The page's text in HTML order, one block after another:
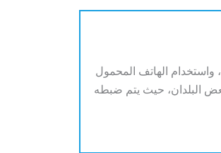
واستخدام الهاتف المحمول
البلدان، حيث يتم ضبطه